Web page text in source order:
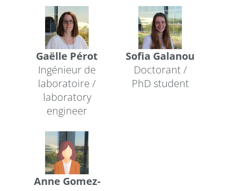
Gaëlle Pérot
Ingénieur de
laboratoire /
laboratory
engineer
Sofia Galanou
Doctorant /
PhD student
Anne Gomez-